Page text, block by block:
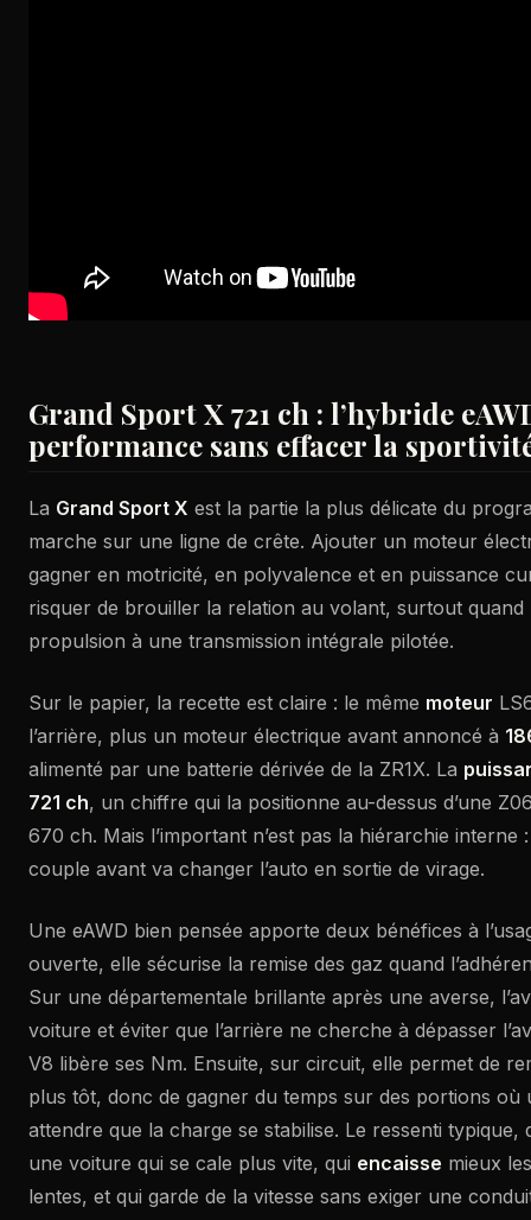
Grand Sport X 721 ch : l’hybride
performance sans effacer la
La Grand Sport X est la partie la plus délicate du
marche sur une ligne de crête. Ajouter un moteur
gagner en motricité, en polyvalence et en puissance
risquer de brouiller la relation au volant, surtout quand
propulsion à une transmission intégrale pilotée.
Sur le papier, la recette est claire : le même moteur
l’arrière, plus un moteur électrique avant annoncé à
alimenté par une batterie dérivée de la ZR1X. La
721 ch, un chiffre qui la positionne au-dessus d’une
670 ch. Mais l’important n’est pas la hiérarchie interne
couple avant va changer l’auto en sortie de virage.
Une eAWD bien pensée apporte deux bénéfices à
ouverte, elle sécurise la remise des gaz quand
Sur une départementale brillante après une averse,
voiture et éviter que l’arrière ne cherche à dépasser
V8 libère ses Nm. Ensuite, sur circuit, elle permet de
plus tôt, donc de gagner du temps sur des portions où
attendre que la charge se stabilise. Le ressenti typique,
une voiture qui se cale plus vite, qui encaisse mieux
lentes, et qui garde de la vitesse sans exiger une